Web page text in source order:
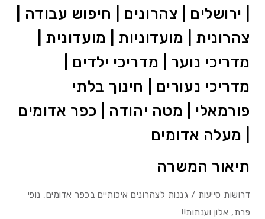
| ירושלים | צהרונים | חיפוש עבודה |
צהרונית | מועדוניות | מועדונית |
מדריכי נוער | מדריכי ילדים |
מדריכי נעורים | חינוך בלתי
פורמאלי | מטה יהודה | כפר אדומים
| מעלה אדומים
תיאור המשרה
דרושות סייעות / גננות לצהרונים איכותיים בכפר אדומים, נופי
פרת, אלון וענתות!!